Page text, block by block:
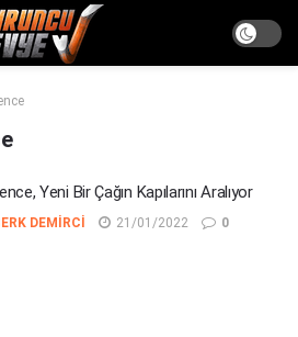
Yeni Bir Çağın Kapılarını Aralıyor
DEMIRCI 21/01/2022 0